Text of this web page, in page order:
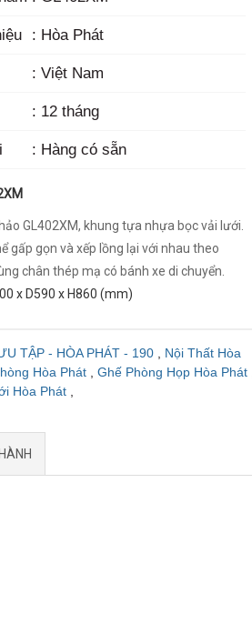
: Hòa Phát
: Việt Nam
: 12 tháng
: Hàng có sẵn
GL402XM, khung tựa nhựa bọc vải lưới.
gấp gọn và xếp lồng lại với nhau theo
chân thép mạ có bánh xe di chuyển.
x D590 x H860 (mm)
TẬP - HÒA PHÁT - 190, Nội Thất Hòa
Hòa Phát, Ghế Phòng Họp Hòa Phát,
Hòa Phát,